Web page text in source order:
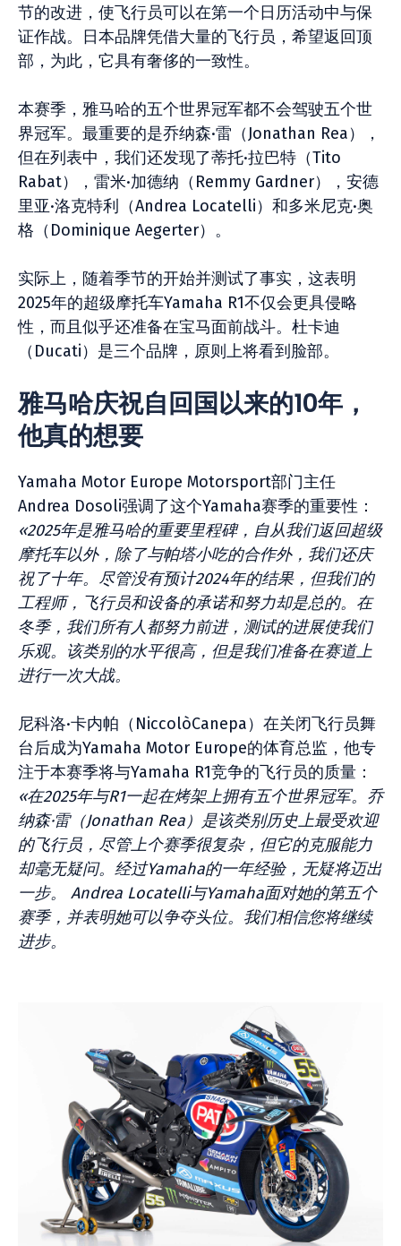
节的改进，使飞行员可以在第一个日历活动中与保
证作战。日本品牌凭借大量的飞行员，希望返回顶
部，为此，它具有奢侈的一致性。
本赛季，雅马哈的五个世界冠军都不会驾驶五个世
界冠军。最重要的是乔纳森·雷（Jonathan Rea），
但在列表中，我们还发现了蒂托·拉巴特（Tito
Rabat），雷米·加德纳（Remmy Gardner），安德
里亚·洛克特利（Andrea Locatelli）和多米尼克·奥
格（Dominique Aegerter）。
实际上，随着季节的开始并测试了事实，这表明
2025年的超级摩托车Yamaha R1不仅会更具侵略
性，而且似乎还准备在宝马面前战斗。杜卡迪
（Ducati）是三个品牌，原则上将看到脸部。
雅马哈庆祝自回国以来的10年，
他真的想要
Yamaha Motor Europe Motorsport部门主任
Andrea Dosoli强调了这个Yamaha赛季的重要性：
«2025年是雅马哈的重要里程碑，自从我们返回超级
摩托车以外，除了与帕塔小吃的合作外，我们还庆
祝了十年。尽管没有预计2024年的结果，但我们的
工程师，飞行员和设备的承诺和努力却是总的。在
冬季，我们所有人都努力前进，测试的进展使我们
乐观。该类别的水平很高，但是我们准备在赛道上
进行一次大战。
尼科洛·卡内帕（NiccolòCanepa）在关闭飞行员舞
台后成为Yamaha Motor Europe的体育总监，他专
注于本赛季将与Yamaha R1竞争的飞行员的质量：
«在2025年与R1一起在烤架上拥有五个世界冠军。乔
纳森·雷（Jonathan Rea）是该类别历史上最受欢迎
的飞行员，尽管上个赛季很复杂，但它的克服能力
却毫无疑问。经过Yamaha的一年经验，无疑将迈出
一步。 Andrea Locatelli与Yamaha面对她的第五个
赛季，并表明她可以争夺头位。我们相信您将继续
进步。